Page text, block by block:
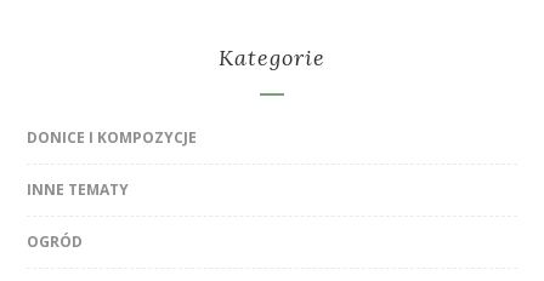
Kategorie
DONICE I KOMPOZYCJE
INNE TEMATY
OGRÓD